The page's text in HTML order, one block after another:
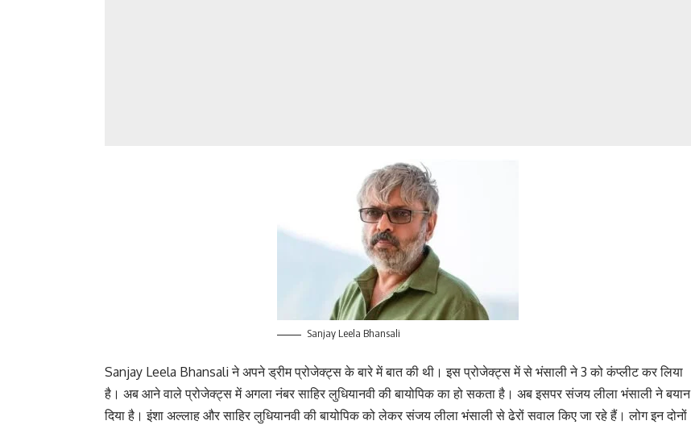
Sanjay Leela Bhansali
Sanjay Leela Bhansali ने अपने ड्रीम प्रोजेक्ट्स के बारे में बात की थी। इस प्रोजेक्ट्स में से भंसाली ने 3 को कंप्लीट कर लिया
है। अब आने वाले प्रोजेक्ट्स में अगला नंबर साहिर लुधियानवी की बायोपिक का हो सकता है। अब इसपर संजय लीला भंसाली ने बयान
दिया है। इंशा अल्लाह और साहिर लुधियानवी की बायोपिक को लेकर संजय लीला भंसाली से ढेरों सवाल किए जा रहे हैं। लोग इन दोनों